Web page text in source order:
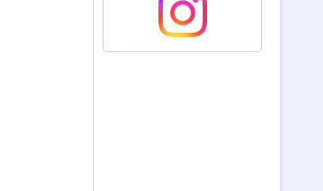
12回年次大会（青森）
2024.11/30・12/1（土日）